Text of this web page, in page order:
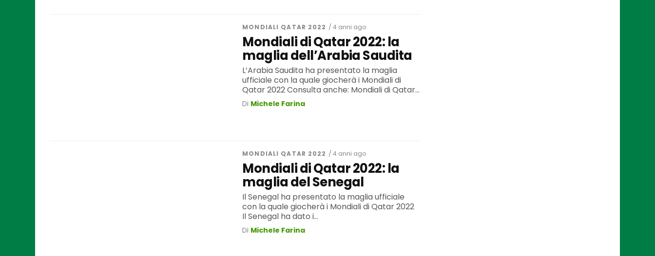
MONDIALI QATAR 2022 / 4 anni ago
Mondiali di Qatar 2022: la
maglia dell’Arabia Saudita
L’Arabia Saudita ha presentato la maglia
ufficiale con la quale giocherà i Mondiali di
Qatar 2022 Consulta anche: Mondiali di Qatar...
Di Michele Farina
MONDIALI QATAR 2022 / 4 anni ago
Mondiali di Qatar 2022: la
maglia del Senegal
Il Senegal ha presentato la maglia ufficiale
con la quale giocherà i Mondiali di Qatar 2022
Il Senegal ha dato i...
Di Michele Farina